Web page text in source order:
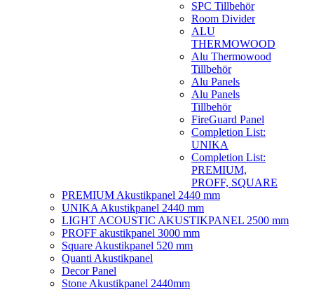
SPC Tillbehör
Room Divider
ALU
THERMOWOOD
Alu Thermowood
Tillbehör
Alu Panels
Alu Panels
Tillbehör
FireGuard Panel
Completion List:
UNIKA
Completion List:
PREMIUM,
PROFF, SQUARE
PREMIUM Akustikpanel 2440 mm
UNIKA Akustikpanel 2440 mm
LIGHT ACOUSTIC AKUSTIKPANEL 2500 mm
PROFF akustikpanel 3000 mm
Square Akustikpanel 520 mm
Quanti Akustikpanel
Decor Panel
Stone Akustikpanel 2440mm